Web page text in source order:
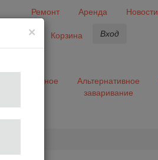
Ремонт Аренда Новости
Корзина Вход
Разное
Альтернативное
заваривание
×